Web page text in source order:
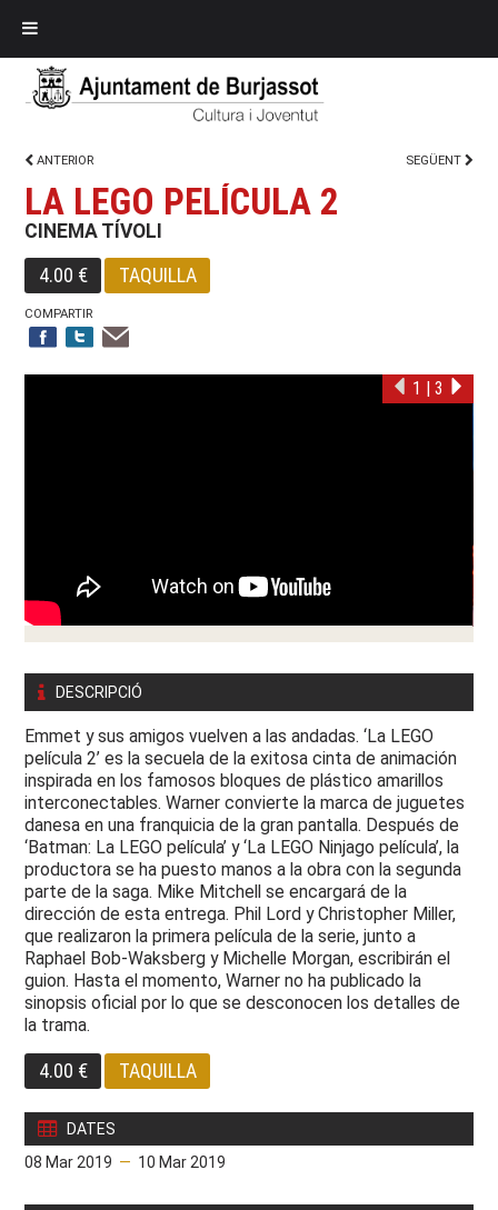
ANTERIOR SEGÜENT
LA LEGO PELÍCULA 2
CINEMA TÍVOLI
4.00 € TAQUILLA
COMPARTIR
1 | 3
DESCRIPCIÓ
Emmet y sus amigos vuelven a las andadas. ‘La LEGO
película 2’ es la secuela de la exitosa cinta de animación
inspirada en los famosos bloques de plástico amarillos
interconectables. Warner convierte la marca de juguetes
danesa en una franquicia de la gran pantalla. Después de
‘Batman: La LEGO película’ y ‘La LEGO Ninjago película’, la
productora se ha puesto manos a la obra con la segunda
parte de la saga. Mike Mitchell se encargará de la
dirección de esta entrega. Phil Lord y Christopher Miller,
que realizaron la primera película de la serie, junto a
Raphael Bob-Waksberg y Michelle Morgan, escribirán el
guion. Hasta el momento, Warner no ha publicado la
sinopsis oficial por lo que se desconocen los detalles de
la trama.
4.00 € TAQUILLA
DATES
08 Mar 2019 — 10 Mar 2019